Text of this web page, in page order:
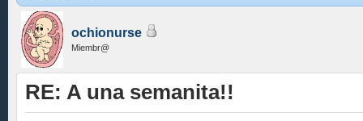
ochionurse
Miembr@
RE: A una semanita!!